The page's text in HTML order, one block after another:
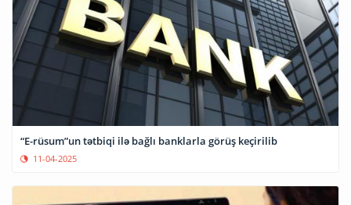
“E-rüsum”un tətbiqi ilə bağlı banklarla görüş keçirilib
11-04-2025